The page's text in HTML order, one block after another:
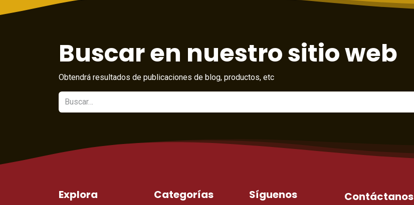
Buscar en nuestro sitio web
Obtendrá resultados de publicaciones de blog, productos, etc
Explora Categorías Síguenos Contáctanos